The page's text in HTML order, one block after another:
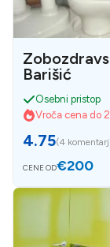
Barišić
Osebni pristop
Vroča cena do
4.75(4 komentarji
CENE OD€200